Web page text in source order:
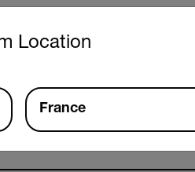
Logiciel et firmware
Location
below to access the
France